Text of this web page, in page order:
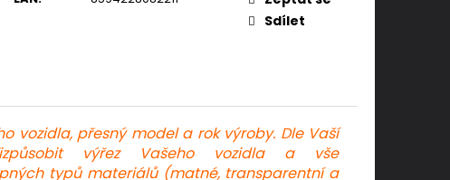
Sdílet
vozidla, přesný model a rok výroby. Dle Vaší
výřez Vašeho vozidla a vše
typů materiálů (matné, transparentní a